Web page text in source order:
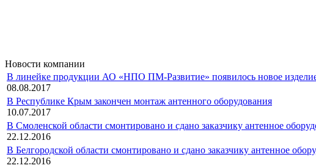
Новости компании
В линейке продукции АО «НПО ПМ-Развитие» появилось новое изделие
08.08.2017
В Республике Крым закончен монтаж антенного оборудования
10.07.2017
В Смоленской области смонтировано и сдано заказчику антенное
22.12.2016
В Белгородской области смонтировано и сдано заказчику антенное
22.12.2016